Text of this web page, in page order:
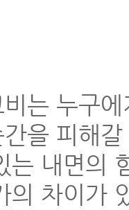
는 누구
을 피해
는 내면의
의 차이가